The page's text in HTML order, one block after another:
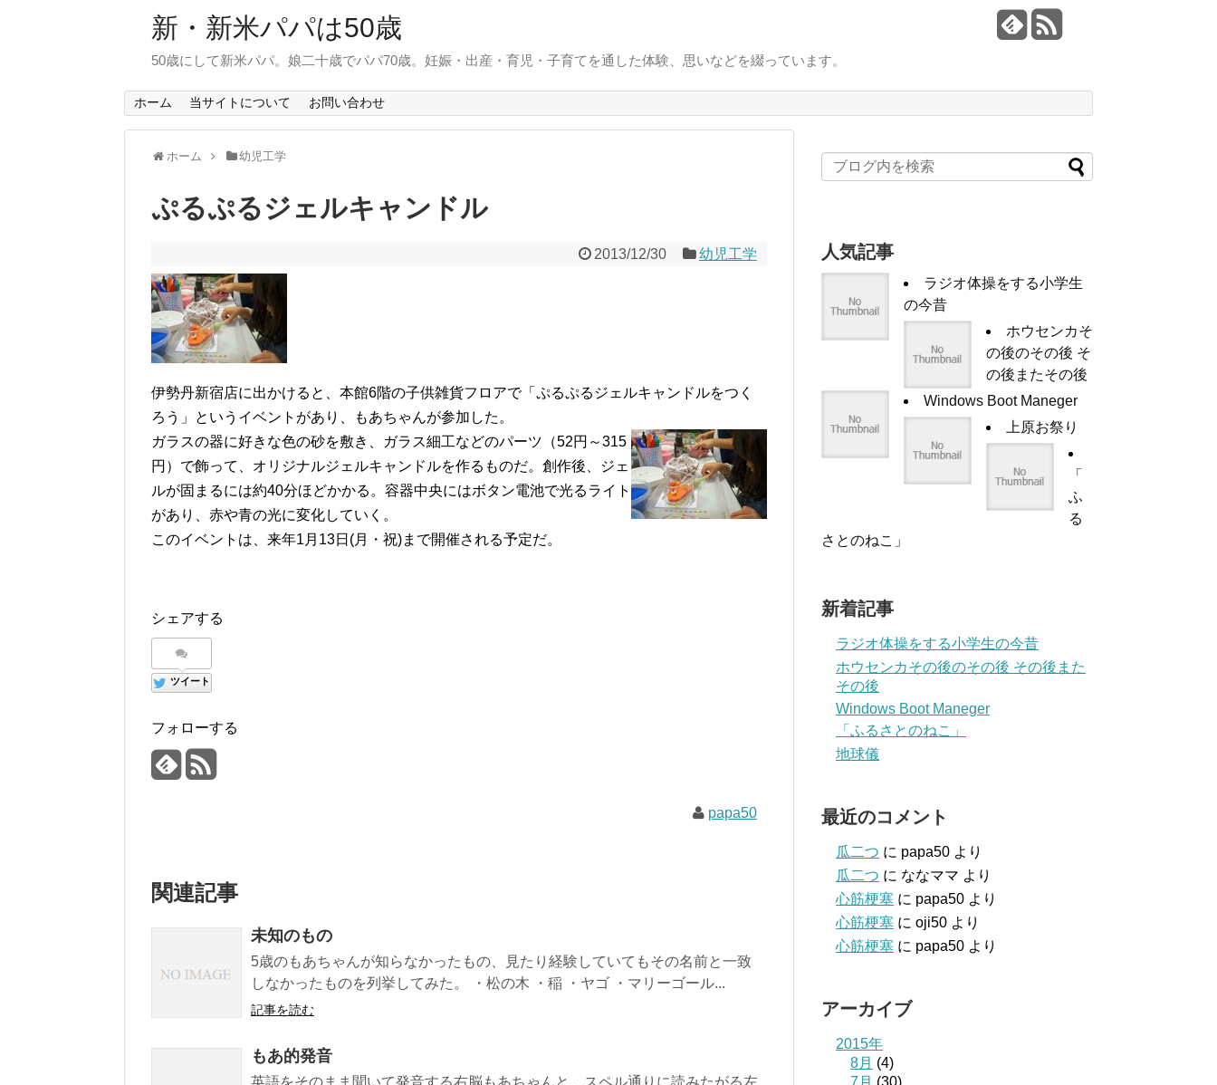
新・新米パパは50歳
50歳にして新米パパ。娘二十歳でパパ70歳。妊娠・出産・育児・子育てを通した体験、思いなどを綴っています。
ホーム 当サイトについて お問い合わせ
ホーム 幼児工学
ぷるぷるジェルキャンドル
2013/12/30 幼児工学
伊勢丹新宿店に出かけると、本館6階の子供雑貨フロアで「ぷるぷるジェルキャンドルをつく
ろう」というイベントがあり、もあちゃんが参加した。
ガラスの器に好きな色の砂を敷き、ガラス細工などのパーツ（52円～315
円）で飾って、オリジナルジェルキャンドルを作るものだ。創作後、ジェ
ルが固まるには約40分ほどかかる。容器中央にはボタン電池で光るライト
があり、赤や青の光に変化していく。
このイベントは、来年1月13日(月・祝)まで開催される予定だ。
シェアする
ツイート
フォローする
papa50
関連記事
未知のもの
5歳のもあちゃんが知らなかったもの、見たり経験していてもその名前と一致
しなかったものを列挙してみた。 ・松の木 ・稲 ・ヤゴ ・マリーゴール...
記事を読む
もあ的発音
人気記事
ラジオ体操をする小学生
の今昔
ホウセンカそ
の後のその後 そ
の後またその後
Windows Boot Maneger
上原お祭り
「
ふ
る
さとのねこ」
新着記事
ラジオ体操をする小学生の今昔
ホウセンカその後のその後 その後また
その後
Windows Boot Maneger
「ふるさとのねこ」
地球儀
最近のコメント
瓜二つ に papa50 より
瓜二つ に ななママ より
心筋梗塞 に papa50 より
心筋梗塞 に oji50 より
心筋梗塞 に papa50 より
アーカイブ
2015年
8月 (4)